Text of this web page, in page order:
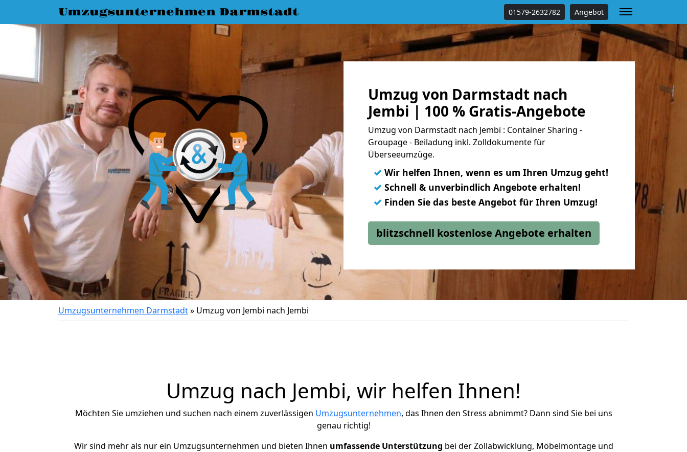
Umzugsunternehmen Darmstadt 01579-2632782 Angebot
Umzug von Darmstadt nach
Jembi | 100 % Gratis-Angebote
Umzug von Darmstadt nach Jembi : Container Sharing -
Groupage - Beiladung inkl. Zolldokumente für
Überseeumzüge.
✓ Wir helfen Ihnen, wenn es um Ihren Umzug geht!
✓ Schnell & unverbindlich Angebote erhalten!
✓ Finden Sie das beste Angebot für Ihren Umzug!
blitzschnell kostenlose Angebote erhalten
Umzugsunternehmen Darmstadt» Umzug von Jembi nach Jembi
Umzug nach Jembi, wir helfen Ihnen!
Möchten Sie umziehen und suchen nach einem zuverlässigen Umzugsunternehmen, das Ihnen den Stress abnimmt? Dann sind Sie bei uns
genau richtig!
Wir sind mehr als nur ein Umzugsunternehmen und bieten Ihnen umfassende Unterstützung bei der Zollabwicklung, Möbelmontage und